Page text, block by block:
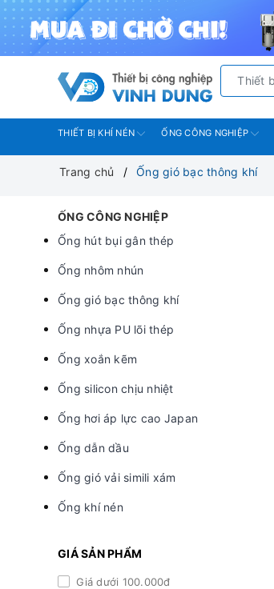
THIẾT BỊ KHÍ NÉN ỐNG CÔNG NGHIỆP
Trang chủ Ống gió bạc thông khí
ỐNG CÔNG NGHIỆP
Ống hút bụi gân thép
Ống nhôm nhún
Ống gió bạc thông khí
Ống nhựa PU lõi thép
Ống xoắn kẽm
Ống silicon chịu nhiệt
Ống hơi áp lực cao Japan
Ống dẫn dầu
Ống gió vải simili xám
Ống khí nén
GIÁ SẢN PHẨM
Giá dưới 100.000đ